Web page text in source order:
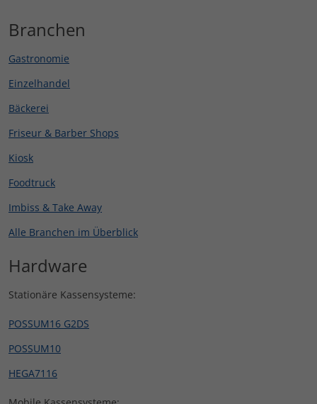
Branchen
Gastronomie
Einzelhandel
Bäckerei
Friseur & Barber Shops
Kiosk
Foodtruck
Imbiss & Take Away
Alle Branchen im Überblick
Hardware
Stationäre Kassensysteme:
POSSUM16 G2DS
POSSUM10
HEGA7116